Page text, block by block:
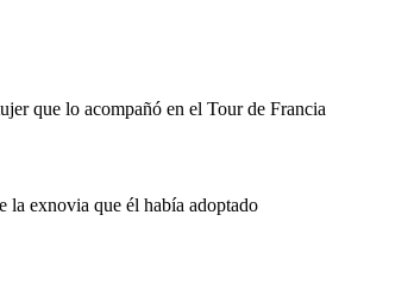
que lo acompañó en el Tour de Francia
la exnovia que él había adoptado